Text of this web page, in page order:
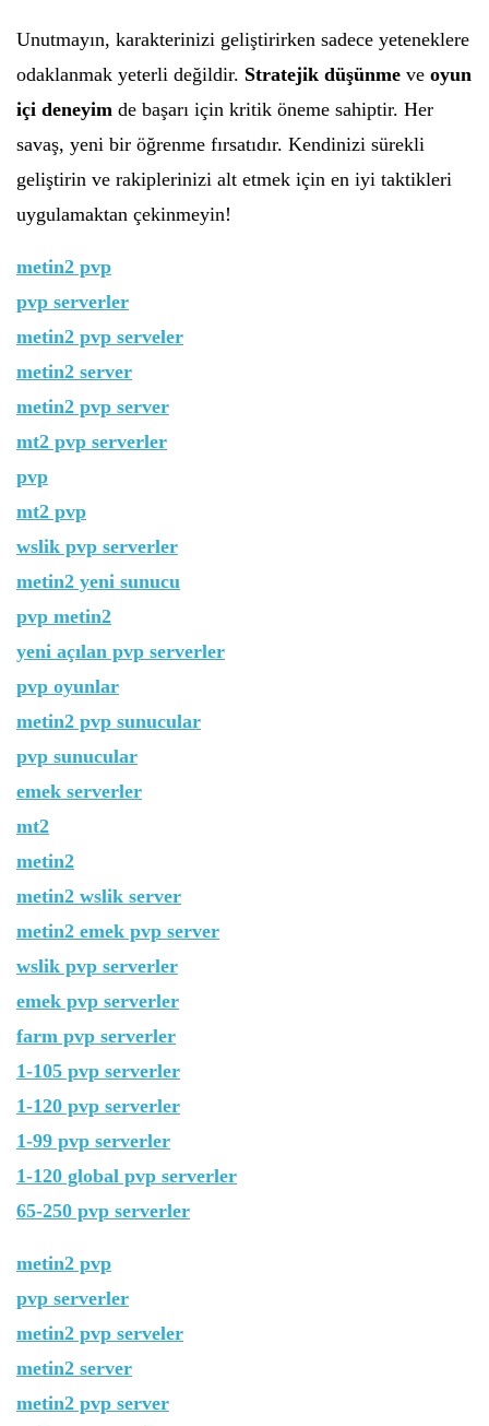
Unutmayın, karakterinizi geliştirirken sadece yeteneklere
odaklanmak yeterli değildir. Stratejik düşünme ve oyun
içi deneyim de başarı için kritik öneme sahiptir. Her
savaş, yeni bir öğrenme fırsatıdır. Kendinizi sürekli
geliştirin ve rakiplerinizi alt etmek için en iyi taktikleri
uygulamaktan çekinmeyin!
metin2 pvp
pvp serverler
metin2 pvp serveler
metin2 server
metin2 pvp server
mt2 pvp serverler
pvp
mt2 pvp
wslik pvp serverler
metin2 yeni sunucu
pvp metin2
yeni açılan pvp serverler
pvp oyunlar
metin2 pvp sunucular
pvp sunucular
emek serverler
mt2
metin2
metin2 wslik server
metin2 emek pvp server
wslik pvp serverler
emek pvp serverler
farm pvp serverler
1-105 pvp serverler
1-120 pvp serverler
1-99 pvp serverler
1-120 global pvp serverler
65-250 pvp serverler
metin2 pvp
pvp serverler
metin2 pvp serveler
metin2 server
metin2 pvp server